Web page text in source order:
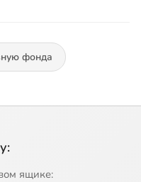
фонда
ящике: